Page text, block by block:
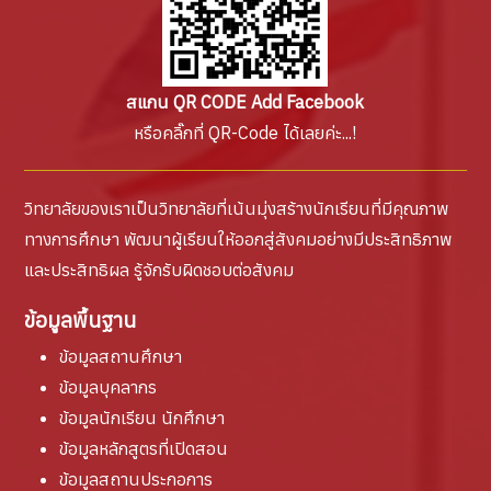
สแกน QR CODE Add Facebook
หรือคลิ๊กที่ QR-Code ได้เลยค่ะ...!
วิทยาลัยของเราเป็นวิทยาลัยที่เน้นมุ่งสร้างนักเรียนที่มีคุณภาพ
ทางการศึกษา พัฒนาผู้เรียนให้ออกสู่สังคมอย่างมีประสิทธิภาพ
และประสิทธิผล รู้จักรับผิดชอบต่อสังคม
ข้อมูลพื้นฐาน
ข้อมูลสถานศึกษา
ข้อมูลบุคลากร
ข้อมูลนักเรียน นักศึกษา
ข้อมูลหลักสูตรที่เปิดสอน
ข้อมูลสถานประกอการ